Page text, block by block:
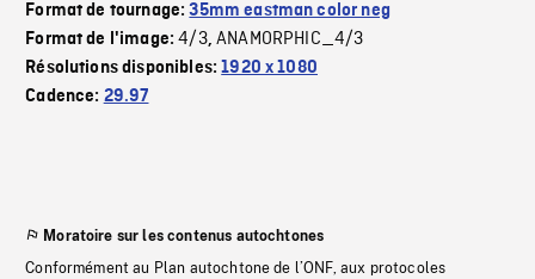
Format de tournage:35mm eastman color neg
Format de l'image:4/3,ANAMORPHIC_4/3
Résolutions disponibles:1920 x 1080
Cadence: 29.97
Moratoire sur les contenus autochtones
Conformément au Plan autochtone de l’ONF, aux protocoles